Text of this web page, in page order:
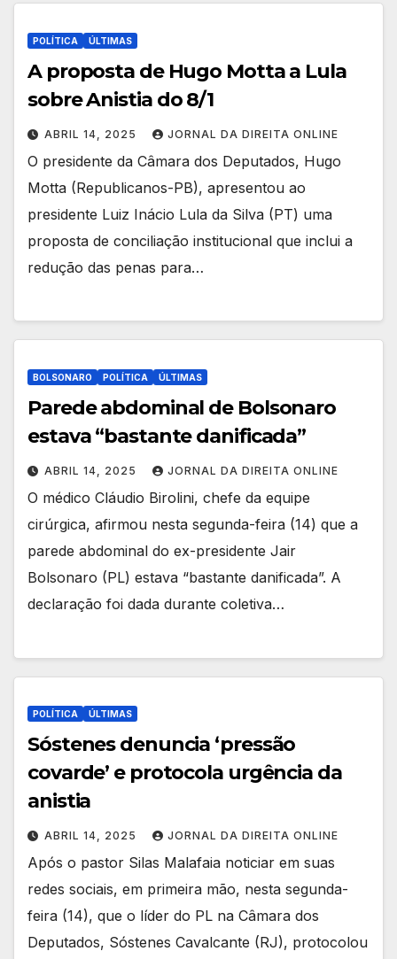
POLÍTICA ÚLTIMAS
A proposta de Hugo Motta a Lula
sobre Anistia do 8/1
ABRIL 14, 2025 JORNAL DA DIREITA ONLINE
O presidente da Câmara dos Deputados, Hugo
Motta (Republicanos-PB), apresentou ao
presidente Luiz Inácio Lula da Silva (PT) uma
proposta de conciliação institucional que inclui a
redução das penas para…
BOLSONARO POLÍTICA ÚLTIMAS
Parede abdominal de Bolsonaro
estava “bastante danificada”
ABRIL 14, 2025 JORNAL DA DIREITA ONLINE
O médico Cláudio Birolini, chefe da equipe
cirúrgica, afirmou nesta segunda-feira (14) que a
parede abdominal do ex-presidente Jair
Bolsonaro (PL) estava “bastante danificada”. A
declaração foi dada durante coletiva…
POLÍTICA ÚLTIMAS
Sóstenes denuncia ‘pressão
covarde’ e protocola urgência da
anistia
ABRIL 14, 2025 JORNAL DA DIREITA ONLINE
Após o pastor Silas Malafaia noticiar em suas
redes sociais, em primeira mão, nesta segunda-
feira (14), que o líder do PL na Câmara dos
Deputados, Sóstenes Cavalcante (RJ), protocolou